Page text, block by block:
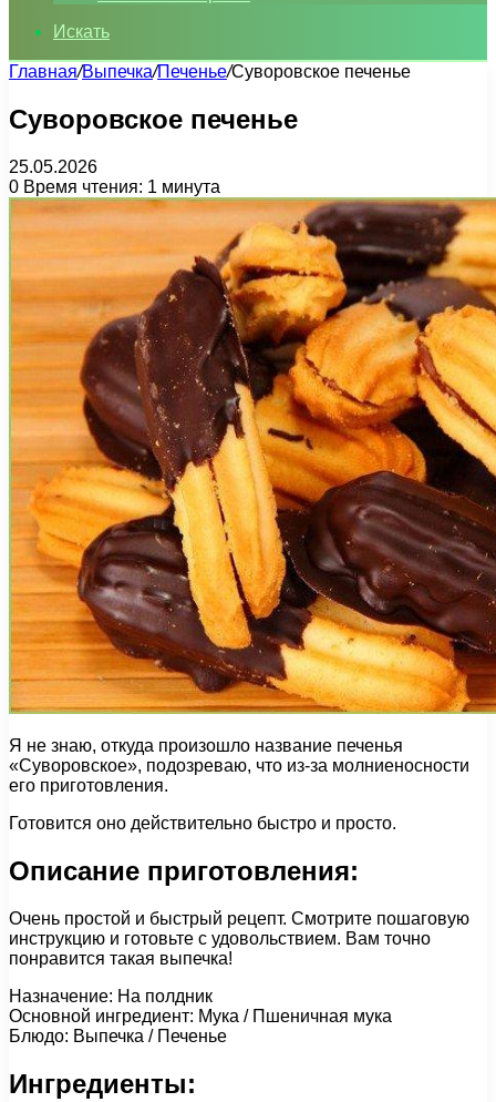
Искать
Главная/Выпечка/Печенье/Суворовское печенье
Суворовское печенье
25.05.2026
0 Время чтения: 1 минута
Я не знаю, откуда произошло название печенья
«Суворовское», подозреваю, что из-за молниеносности
его приготовления.
Готовится оно действительно быстро и просто.
Описание приготовления:
Очень простой и быстрый рецепт. Смотрите пошаговую
инструкцию и готовьте с удовольствием. Вам точно
понравится такая выпечка!
Назначение: На полдник
Основной ингредиент: Мука / Пшеничная мука
Блюдо: Выпечка / Печенье
Ингредиенты: